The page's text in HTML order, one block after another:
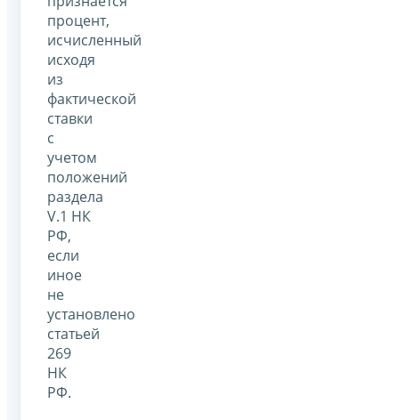
процент,
исчисленный
исходя
из
фактической
ставки
с
учетом
положений
раздела
V.1 НК
РФ,
если
иное
не
установлено
статьей
269
НК
РФ.